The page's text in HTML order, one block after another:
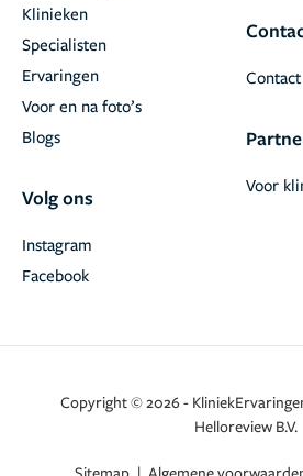
Klinieken
Specialisten
Ervaringen
Voor en na foto’s
Blogs
Volg ons
Facebook
Instagram
Contact
Voor
Copyright © 2026 -
Helloreview B.V.